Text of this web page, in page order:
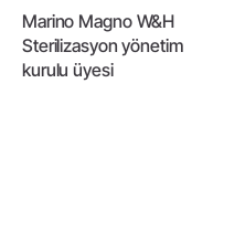
Marino Magno W&H
Sterilizasyon yönetim
kurulu üyesi